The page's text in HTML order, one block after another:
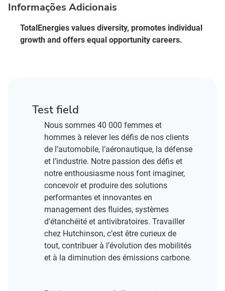
Informações Adicionais
TotalEnergies values diversity, promotes individual
growth and offers equal opportunity careers.
Test field
Nous sommes 40 000 femmes et
hommes à relever les défis de nos clients
de l’automobile, l’aéronautique, la défense
et l’industrie. Notre passion des défis et
notre enthousiasme nous font imaginer,
concevoir et produire des solutions
performantes et innovantes en
management des fluides, systèmes
d’étanchéité et antivibratoires. Travailler
chez Hutchinson, c’est être curieux de
tout, contribuer à l’évolution des mobilités
et à la diminution des émissions carbone.